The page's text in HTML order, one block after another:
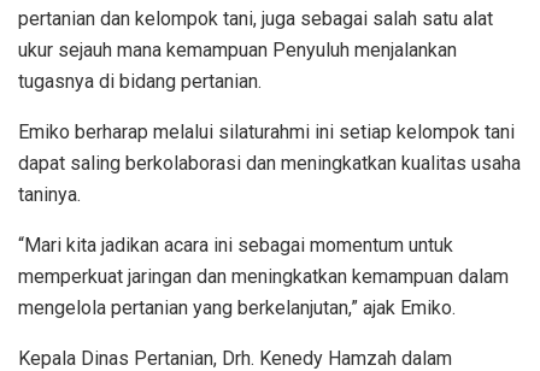
pertanian dan kelompok tani, juga sebagai salah satu alat
ukur sejauh mana kemampuan Penyuluh menjalankan
tugasnya di bidang pertanian.
Emiko berharap melalui silaturahmi ini setiap kelompok tani
dapat saling berkolaborasi dan meningkatkan kualitas usaha
taninya.
“Mari kita jadikan acara ini sebagai momentum untuk
memperkuat jaringan dan meningkatkan kemampuan dalam
mengelola pertanian yang berkelanjutan,” ajak Emiko.
Kepala Dinas Pertanian, Drh. Kenedy Hamzah dalam